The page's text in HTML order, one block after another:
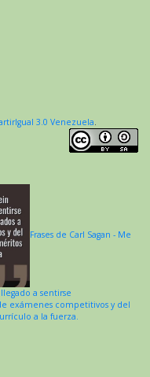
3.0 Venezuela
Frases de Carl Sagan - Me
a sentirse
exámenes competitivos y del
a la fuerza.